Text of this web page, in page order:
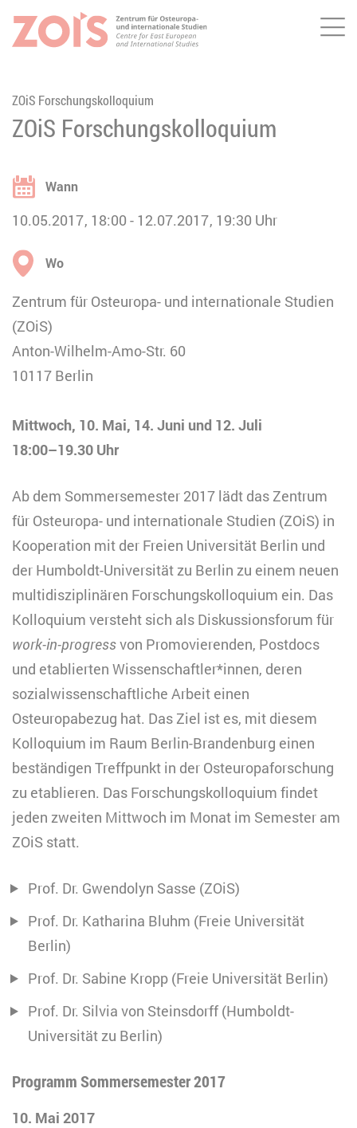
ZUM HAUPTINHALT SPRINGEN
ZUR SUCHE SPRINGEN
ZOiS Forschungskolloquium
ZOiS Forschungskolloquium
Wann
10.05.2017 18:00 12.07.2017 19:30 Uhr
Wo
Zentrum für Osteuropa- und internationale Studien
(ZOiS)
Anton-Wilhelm-Amo-Str. 60
10117 Berlin
Mittwoch, 10. Mai, 14. Juni und 12. Juli
18:00–19.30 Uhr
Ab dem Sommersemester 2017 lädt das Zentrum
für Osteuropa- und internationale Studien (ZOiS) in
Kooperation mit der Freien Universität Berlin und
der Humboldt-Universität zu Berlin zu einem neuen
multidisziplinären Forschungskolloquium ein. Das
Kolloquium versteht sich als Diskussionsforum für
work-in-progressvon Promovierenden, Postdocs
und etablierten Wissenschaftler*innen, deren
sozial­wissen­schaftliche Arbeit einen
Osteuropabezug hat. Das Ziel ist es, mit diesem
Kolloquium im Raum Berlin-Brandenburg einen
beständigen Treffpunkt in der Ost­europa­forschung
zu etablieren. Das Forschungskolloquium findet
jeden zweiten Mittwoch im Monat im Semester am
ZOiS statt.
Prof. Dr. Gwendolyn Sasse (ZOiS)
Prof. Dr. Katharina Bluhm (Freie Universität
Berlin)
Prof. Dr. Sabine Kropp (Freie Universität Berlin)
Prof. Dr. Silvia von Steinsdorff (Humboldt-
Universität zu Berlin)
Programm Sommersemester 2017
10. Mai 2017